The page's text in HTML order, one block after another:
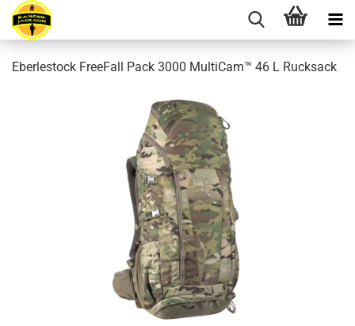
Eberlestock FreeFall Pack 3000 MultiCam™ 46 L Rucksack